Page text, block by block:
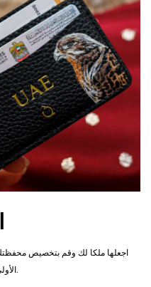
اجعلها ملكا لك وقم بتخصيص